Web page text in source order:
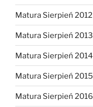
Matura Sierpień 2012
Matura Sierpień 2013
Matura Sierpień 2014
Matura Sierpień 2015
Matura Sierpień 2016